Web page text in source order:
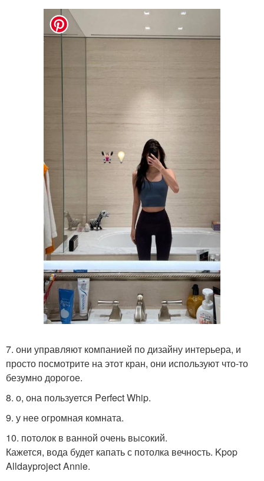
7. они управляют компанией по дизайну интерьера, и
просто посмотрите на этот кран, они используют что-то
безумно дорогое.
8. о, она пользуется Perfect Whip.
9. у нее огромная комната.
10. потолок в ванной очень высокий.
Кажется, вода будет капать с потолка вечность. Kpop
Alldayproject Annie.